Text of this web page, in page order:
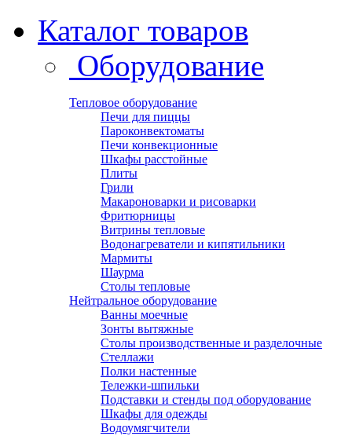
Каталог товаров
Оборудование
Тепловое оборудование
Печи для пиццы
Пароконвектоматы
Печи конвекционные
Шкафы расстойные
Плиты
Грили
Макароноварки и рисоварки
Фритюрницы
Витрины тепловые
Водонагреватели и кипятильники
Мармиты
Шаурма
Столы тепловые
Нейтральное оборудование
Ванны моечные
Зонты вытяжные
Столы производственные и разделочные
Стеллажи
Полки настенные
Тележки-шпильки
Подставки и стенды под оборудование
Шкафы для одежды
Водоумягчители